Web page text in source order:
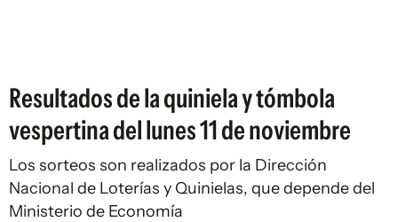
Resultados de la quiniela y tómbola
vespertina del lunes 11 de noviembre
Los sorteos son realizados por la Dirección
Nacional de Loterías y Quinielas, que depende del
Ministerio de Economía